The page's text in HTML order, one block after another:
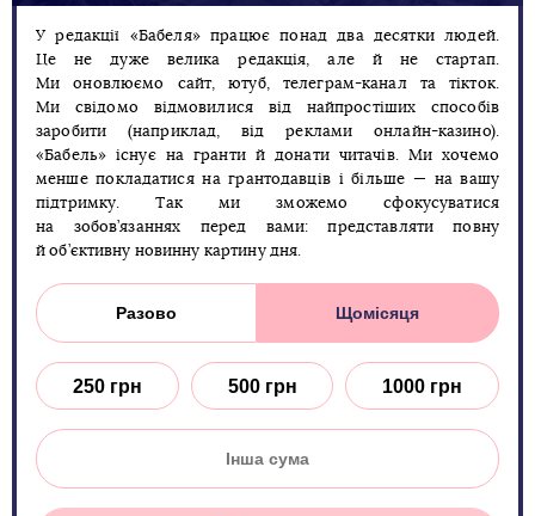
У редакції «Бабеля» працює понад два десятки людей.
Це не дуже велика редакція, але й не стартап.
Ми оновлюємо сайт, ютуб, телеграм-канал та тікток.
Ми свідомо відмовилися від найпростіших способів
заробити (наприклад, від реклами онлайн-казино).
«Бабель» існує на гранти й донати читачів. Ми хочемо
менше покладатися на грантодавців і більше — на вашу
підтримку. Так ми зможемо сфокусуватися
на зобов’язаннях перед вами: представляти повну
й об’єктивну новинну картину дня.
Разово Щомісяця
250 грн 500 грн 1000 грн